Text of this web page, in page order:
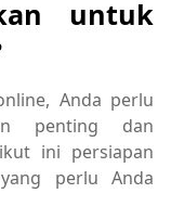
untuk
Anda perlu
penting dan
ini persiapan
perlu Anda